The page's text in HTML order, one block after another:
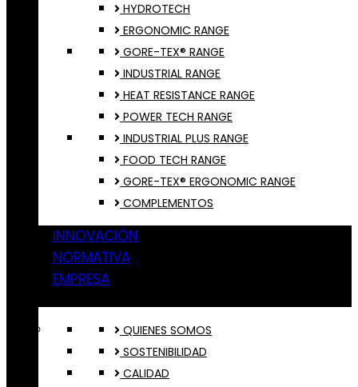
HYDROTECH
ERGONOMIC RANGE
GORE-TEX® RANGE
INDUSTRIAL RANGE
HEAT RESISTANCE RANGE
POWER TECH RANGE
INDUSTRIAL PLUS RANGE
FOOD TECH RANGE
GORE-TEX® ERGONOMIC RANGE
COMPLEMENTOS
INNOVACIÓN
NORMATIVA
EMPRESA
QUIENES SOMOS
SOSTENIBILIDAD
CALIDAD